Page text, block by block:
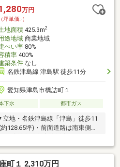
万円
（坪単価:-）
地面積425.3m2
途地域商業地域
ぺい率80%
積率400%
築条件なし
名鉄津島線 津島駅 徒歩11分
愛知県津島市橋詰町１
下水 都市ガス
地・名鉄津島線「津島」徒歩11
128.65坪)・前面道路は南東側幅
・建築条件付宅地販売ではありま
工務店等で建築可能・都市ガス
ァミリーマート津島橋詰町店 徒
分(約870m)・天王川公園 徒歩3
町１ 2,310万円